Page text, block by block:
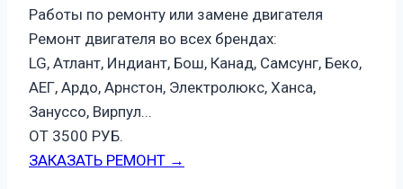
Работы по ремонту или замене двигателя
Ремонт двигателя во всех брендах:
LG, Атлант, Индиант, Бош, Канад, Самсунг, Беко,
АЕГ, Ардо, Арнстон, Электролюкс, Ханса,
Зануссо, Вирпул...
ОТ 3500 РУБ.
ЗАКАЗАТЬ РЕМОНТ →